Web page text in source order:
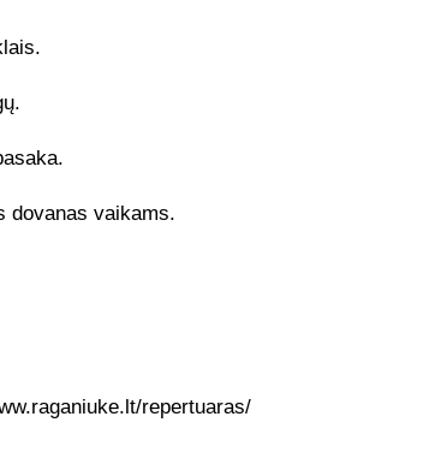
dovanas vaikams.
repertuaras/